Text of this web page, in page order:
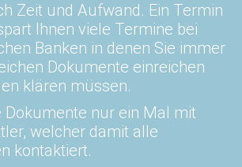
Zeit und Aufwand. Ein Termin
Ihnen viele Termine bei
Banken in denen Sie immer
Dokumente einreichen
klären müssen.
Dokumente nur ein Mal mit
welcher damit alle
kontaktiert.